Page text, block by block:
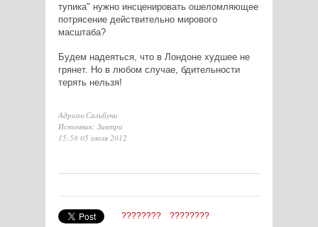
тупика" нужно инсценировать ошеломляющее
потрясение действительно мирового
масштаба?
Будем надеяться, что в Лондоне худшее не
грянет. Но в любом случае, бдительности
терять нельзя!
Адриан Сальбучи
Источник: Завтра
15:58 05 июля 2012
???????? ????????